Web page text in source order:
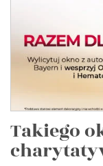
Takiego